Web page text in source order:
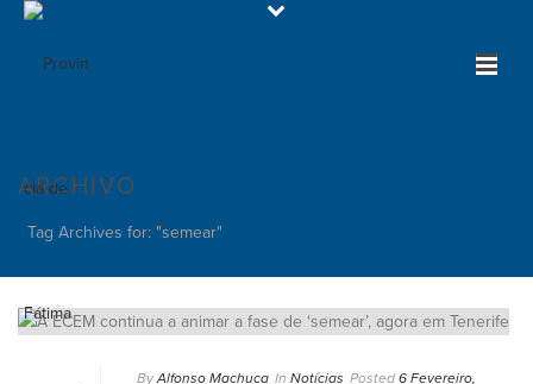
ARCHIVO
Tag Archives for: "semear"
By Alfonso Machuca In Notícias Posted 6 Fevereiro,